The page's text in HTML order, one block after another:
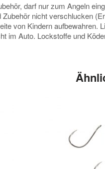
darf nur zum Angeln
nicht verschlucken
von Kindern
im Auto. Lockstoffe und